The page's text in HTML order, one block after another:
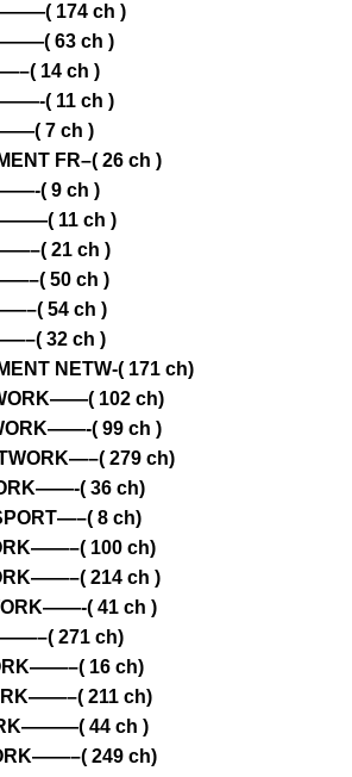
174 ch )
63 ch )
14 ch )
( 11 ch )
7 ch )
FR–( 26 ch )
( 9 ch )
11 ch )
21 ch )
50 ch )
54 ch )
32 ch )
NETW-( 171 ch)
102 ch)
( 99 ch )
279 ch)
( 36 ch)
8 ch)
100 ch)
214 ch )
( 41 ch )
271 ch)
16 ch)
211 ch)
44 ch )
249 ch)